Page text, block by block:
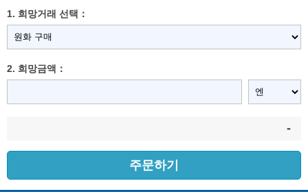
1. 희망거래 선택：
2. 희망금액：
-
주문하기